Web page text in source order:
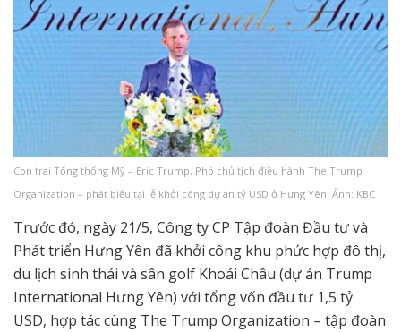
Con trai Tổng thống Mỹ – Eric Trump, Phó chủ tịch điều hành The Trump
Organization – phát biểu tại lễ khởi công dự án tỷ USD ở Hưng Yên. Ảnh: KBC
Trước đó, ngày 21/5, Công ty CP Tập đoàn Đầu tư và
Phát triển Hưng Yên đã khởi công khu phức hợp đô thị,
du lịch sinh thái và sân golf Khoái Châu (dự án Trump
International Hưng Yên) với tổng vốn đầu tư 1,5 tỷ
USD, hợp tác cùng The Trump Organization – tập đoàn